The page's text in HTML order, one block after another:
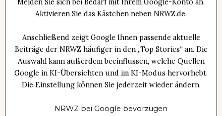
Melden Sie sich bei Bedarf mit Ihrem Google-Konto an.
Aktivieren Sie das Kästchen neben NRWZ.de.
Anschließend zeigt Google Ihnen passende aktuelle
Beiträge der NRWZ häufiger in den „Top Stories“ an. Die
Auswahl kann außerdem beeinflussen, welche Quellen
Google in KI-Übersichten und im KI-Modus hervorhebt.
Die Einstellung können Sie jederzeit wieder ändern.
NRWZ bei Google bevorzugen